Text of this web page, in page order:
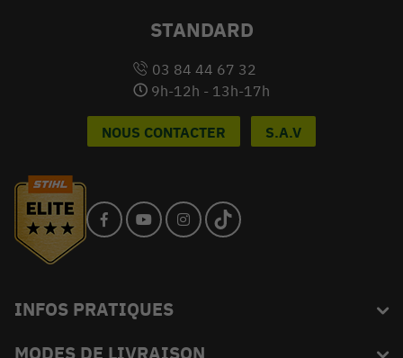
STANDARD
03 84 44 67 32
9h-12h - 13h-17h
NOUS CONTACTER S.A.V
INFOS PRATIQUES
MODES DE LIVRAISON